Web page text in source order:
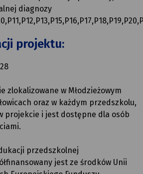
diagnozy
projektu:
zlokalizowane w Młodzieżowym
oraz w każdym przedszkolu,
projekcie i jest dostępne dla osób
przedszkolnej
jest ze środków Unii